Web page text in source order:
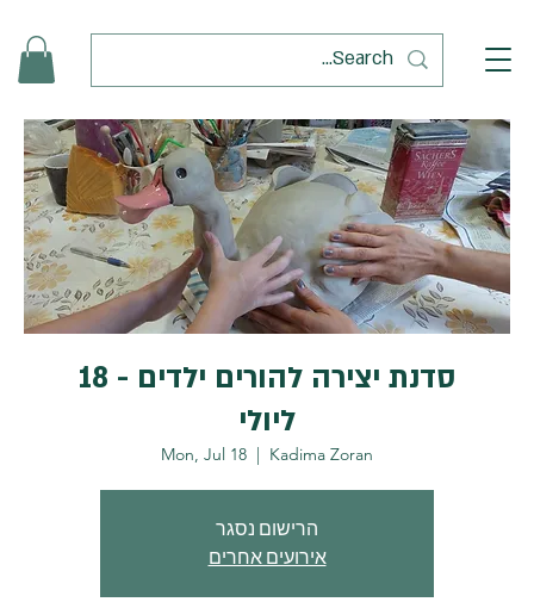
סדנת יצירה להורים ילדים - 18
ליולי
Mon, Jul 18
  |
Kadima Zoran
הרישום נסגר
אירועים אחרים